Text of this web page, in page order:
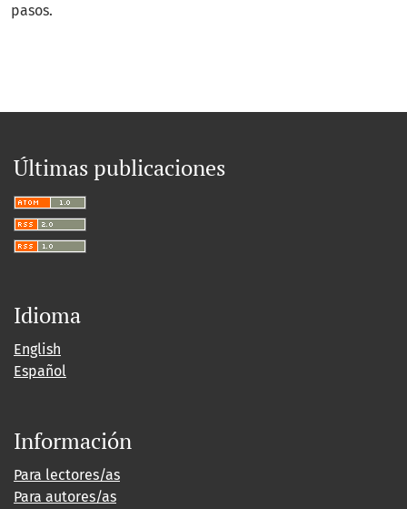
pasos.
Últimas publicaciones
Idioma
English
Español
Información
Para lectores/as
Para autores/as